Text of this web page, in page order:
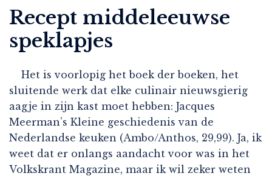
Recept middeleeuwse
speklapjes
Het is voorlopig het boek der boeken, het
sluitende werk dat elke culinair nieuwsgierig
aagje in zijn kast moet hebben: Jacques
Meerman’s Kleine geschiedenis van de
Nederlandse keuken (Ambo/Anthos, 29,99). Ja, ik
weet dat er onlangs aandacht voor was in het
Volkskrant Magazine, maar ik wil zeker weten